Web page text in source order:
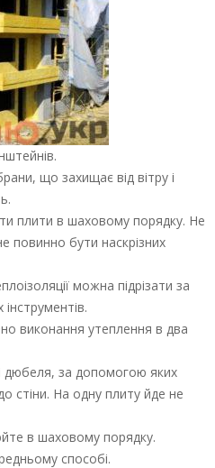
що захищає від вітру і
плити в шаховому порядку. Не
повинно бути наскрізних
можна підрізати за
виконання утеплення в два
дюбеля, за допомогою яких
стіни. На одну плиту йде не
в шаховому порядку.
способі.